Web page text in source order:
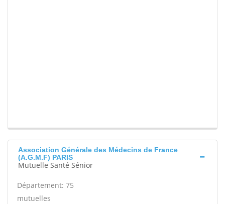
Association Générale des Médecins de France
(A.G.M.F) PARIS
Mutuelle Santé Sénior
Département: 75
mutuelles